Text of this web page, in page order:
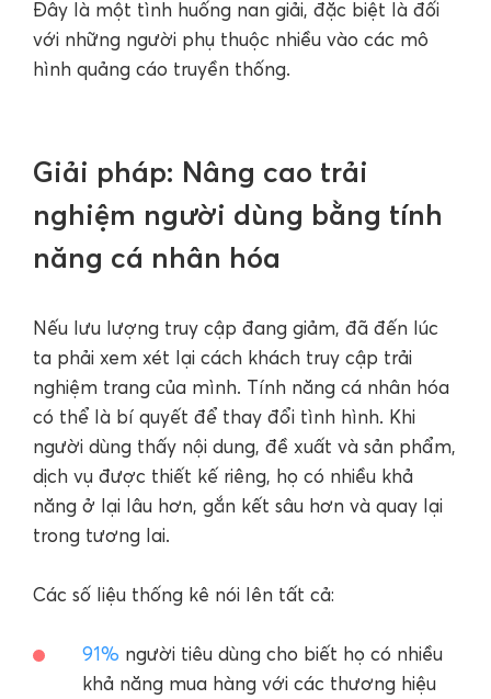
Đây là một tình huống nan giải, đặc biệt là đối
với những người phụ thuộc nhiều vào các mô
hình quảng cáo truyền thống.
Giải pháp: Nâng cao trải
nghiệm người dùng bằng tính
năng cá nhân hóa
Nếu lưu lượng truy cập đang giảm, đã đến lúc
ta phải xem xét lại cách khách truy cập trải
nghiệm trang của mình. Tính năng cá nhân hóa
có thể là bí quyết để thay đổi tình hình. Khi
người dùng thấy nội dung, đề xuất và sản phẩm,
dịch vụ được thiết kế riêng, họ có nhiều khả
năng ở lại lâu hơn, gắn kết sâu hơn và quay lại
trong tương lai.
Các số liệu thống kê nói lên tất cả:
91% người tiêu dùng cho biết họ có nhiều
khả năng mua hàng với các thương hiệu